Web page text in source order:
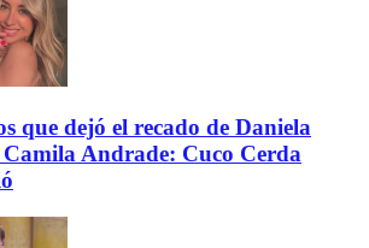
que dejó el recado de Daniela
Andrade: Cuco Cerda